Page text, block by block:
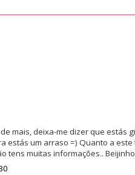
mais, deixa-me dizer que estás
estás um arraso =) Quanto a
tens muitas informações..